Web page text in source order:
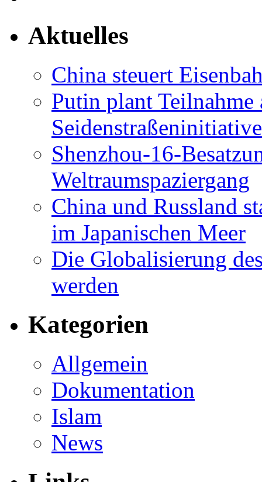
Aktuelles
China steuert
​Putin plant Teilnahme
Seidenstraßeninitiative
Shenzhou-16-
Weltraumspaziergang
China und Russland
im Japanischen Meer
Die Globalisierung
werden
Kategorien
Allgemein
Dokumentation
Islam
News